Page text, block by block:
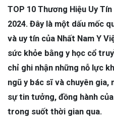
TOP 10 Thương Hiệu Uy
2024. Đây là một dấu mốc
và uy tín của Nhất Nam Y
sức khỏe bằng y học cổ
chỉ ghi nhận những nỗ lực
ngũ y bác sĩ và chuyên gia,
sự tin tưởng, đồng hành
trong suốt thời gian qua.